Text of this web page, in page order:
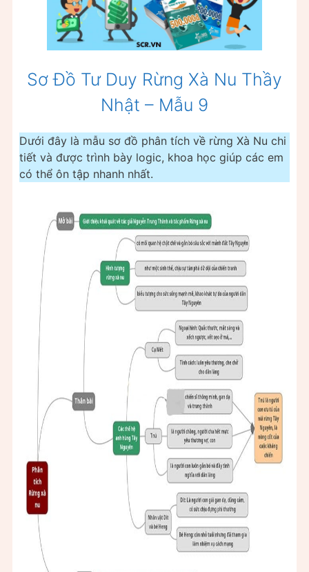
Sơ Đồ Tư Duy Rừng Xà Nu Thầy
Nhật – Mẫu 9
Dưới đây là mẫu sơ đồ phân tích về rừng Xà Nu chi
tiết và được trình bày logic, khoa học giúp các em
có thể ôn tập nhanh nhất.